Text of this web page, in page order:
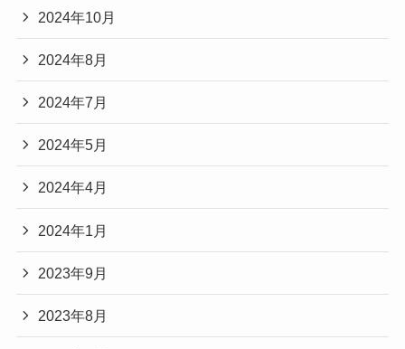
2024年10月
2024年8月
2024年7月
2024年5月
2024年4月
2024年1月
2023年9月
2023年8月